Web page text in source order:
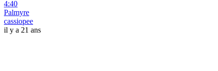
4:40
Palmyre
cassiopee
il y a 21 ans